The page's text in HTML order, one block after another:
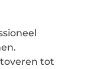
tot